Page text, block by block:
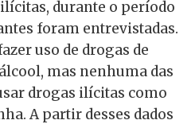
durante o período
foram entrevistadas.
uso de drogas de
mas nenhuma das
drogas ilícitas como
A partir desses dados